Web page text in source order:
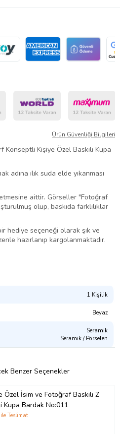
Ürün Güvenliği Bilgileri
Kişiye Özel Baskılı Kupa
adına ılık suda elde yıkanması
aittir. Görseller "Fotoğraf
olup, baskıda farklılıklar
hediye seçeneği olarak şık ve
hazırlanıp kargolanmaktadır.
1 Kişilik
Beyaz
Seramik
Seramik / Porselen
Benzer Seçenekler
Özel İsim ve Fotoğraf Baskılı Z
Kupa Bardak No:011
Teslimat